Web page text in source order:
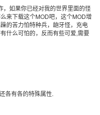
，如果你已经对我的世界里面的怪
来下载这个MOD吧，这个MOD增
的苦力怕特种兵，龅牙怪，充电
什么可怕的，反而有些可爱,需要
各有各的特殊属性.